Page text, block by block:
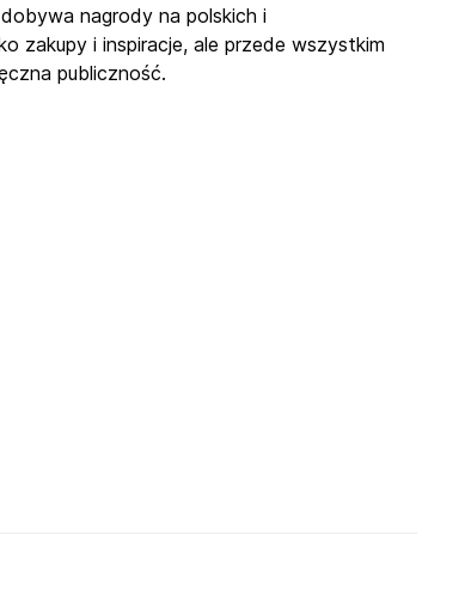
nagrody na polskich i
zakupy i inspiracje, ale przede wszystkim
publiczność.